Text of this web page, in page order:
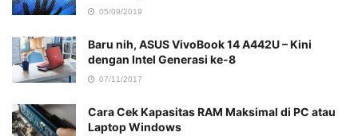
05/09/2019
Baru nih, ASUS VivoBook 14 A442U – Kini
dengan Intel Generasi ke-8
07/11/2017
Cara Cek Kapasitas RAM Maksimal di PC atau
Laptop Windows